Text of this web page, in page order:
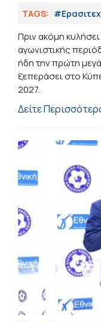
TAGS:
Πριν ακόμη
αγωνιστικής
ήδη την πρώτη
ξεπεράσει στο
2027.
Δείτε